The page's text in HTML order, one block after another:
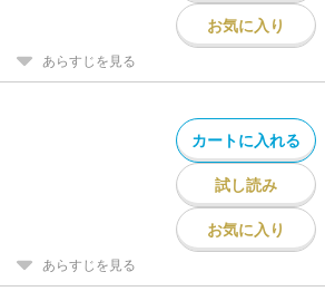
お気に入り
あらすじを見る
カートに入れる
試し読み
お気に入り
あらすじを見る